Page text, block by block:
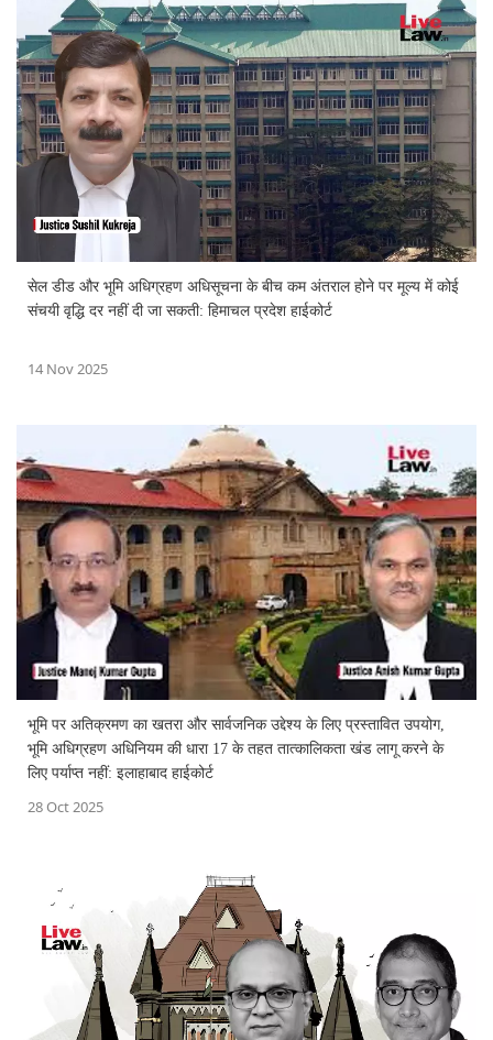
सेल डीड और भूमि अधिग्रहण अधिसूचना के बीच कम अंतराल होने पर मूल्य में कोई
संचयी वृद्धि दर नहीं दी जा सकती: हिमाचल प्रदेश हाईकोर्ट
14 Nov 2025
भूमि पर अतिक्रमण का खतरा और सार्वजनिक उद्देश्य के लिए प्रस्तावित उपयोग,
भूमि अधिग्रहण अधिनियम की धारा 17 के तहत तात्कालिकता खंड लागू करने के
लिए पर्याप्त नहीं: इलाहाबाद हाईकोर्ट
28 Oct 2025